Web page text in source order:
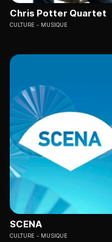
Chris Potter Quartet
CULTURE MUSIQUE
SCENA
CULTURE MUSIQUE